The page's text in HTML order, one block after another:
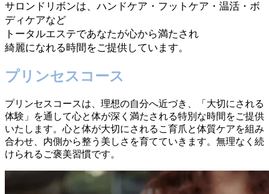
サロンドリボンは、ハンドケア・フットケア・温活・ボ
ディケアなど
トータルエステであなたが心から満たされ
綺麗になれる時間をご提供しています。
プリンセスコース
プリンセスコースは、理想の自分へ近づき、「大切にされる
体験」を通して心と体が深く満たされる特別な時間をご提供
いたします。心と体が大切にされるこ育爪と体質ケアを組み
合わせ、内側から整う美しさを育てていきます。無理なく続
けられるご褒美習慣です。